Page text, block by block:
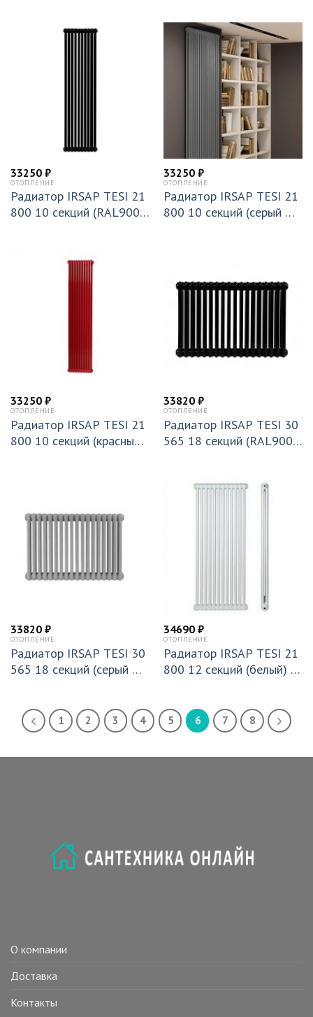
33250 ₽
ОТОПЛЕНИЕ
Радиатор IRSAP TESI 21
800 10 секций (RAL9005
33250 ₽
ОТОПЛЕНИЕ
Радиатор IRSAP TESI 21
800 10 секций (серый Ма
33250 ₽
ОТОПЛЕНИЕ
Радиатор IRSAP TESI 21
800 10 секций (красный)
33820 ₽
ОТОПЛЕНИЕ
Радиатор IRSAP TESI 30
565 18 секций (RAL9005
33820 ₽
ОТОПЛЕНИЕ
Радиатор IRSAP TESI 30
565 18 секций (серый Ма
34690 ₽
ОТОПЛЕНИЕ
Радиатор IRSAP TESI 21
800 12 секций (белый) T
1 2 3 4 5 6 7 8
О компании
Доставка
Контакты